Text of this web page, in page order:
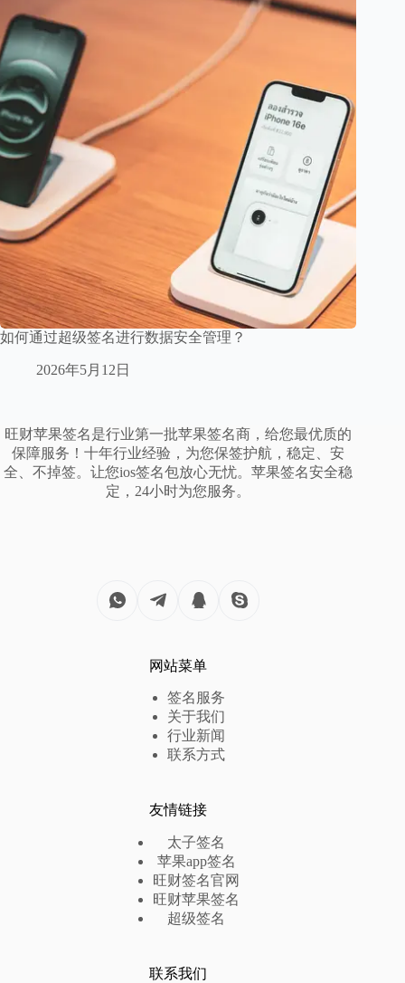
如何通过超级签名进行数据安全管理？
2026年5月12日
旺财苹果签名是行业第一批苹果签名商，给您最优质的
保障服务！十年行业经验，为您保签护航，稳定、安
全、不掉签。让您ios签名包放心无忧。苹果签名安全稳
定，24小时为您服务。
网站菜单
签名服务
关于我们
行业新闻
联系方式
友情链接
太子签名
苹果app签名
旺财签名官网
旺财苹果签名
超级签名
联系我们